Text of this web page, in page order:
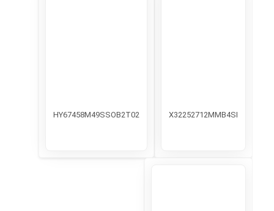
X32252712MMB4SI
HY67458M49SSOB2T02